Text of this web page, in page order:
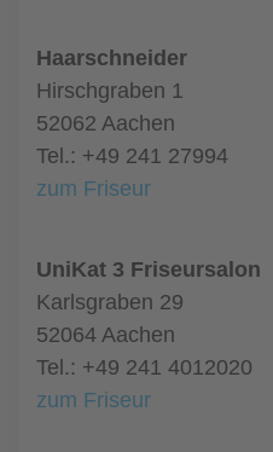
Haarschneider
Hirschgraben 1
52062 Aachen
Tel.: +49 241 27994
zum Friseur
UniKat 3 Friseursalon
Karlsgraben 29
52064 Aachen
Tel.: +49 241 4012020
zum Friseur